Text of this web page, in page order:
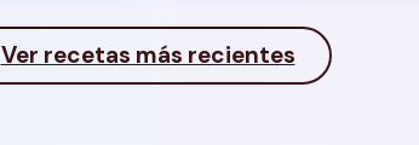
Ver recetas más recientes